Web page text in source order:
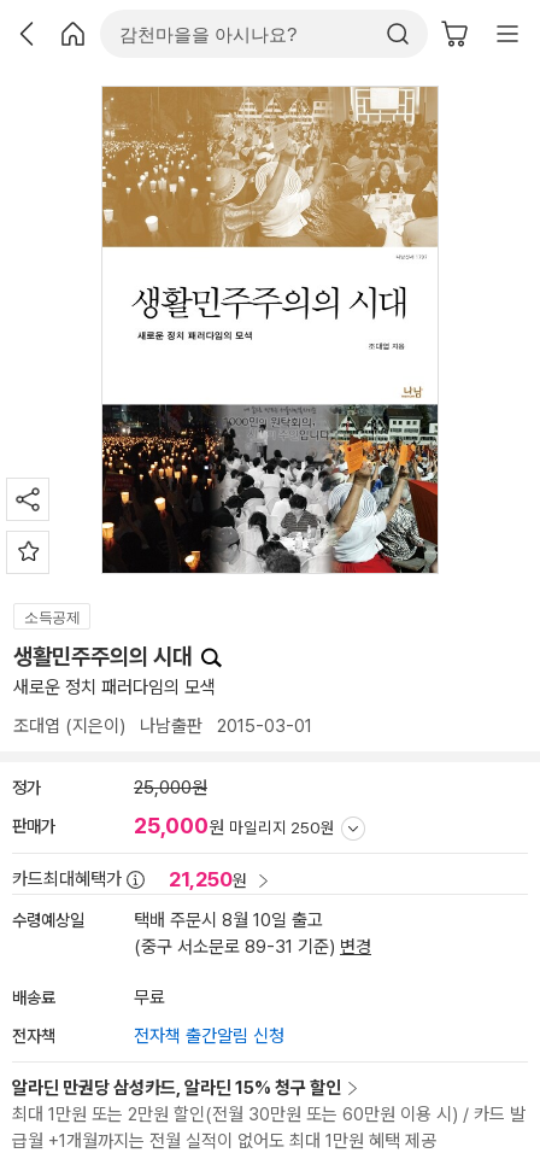
소득공제
생활민주주의의 시대
새로운 정치 패러다임의 모색
조대엽 (지은이) 나남출판 2015-03-01
정가 25,000원
판매가 25,000원 마일리지 250원
카드최대혜택가 21,250원
수령예상일
택배 주문시 8월 10일 출고
(중구 서소문로 89-31 기준) 변경
배송료 무료
전자책 전자책 출간알림 신청
알라딘 만권당 삼성카드, 알라딘 15% 청구 할인
최대 1만원 또는 2만원 할인(전월 30만원 또는 60만원 이용 시) / 카드 발
급월 +1개월까지는 전월 실적이 없어도 최대 1만원 혜택 제공